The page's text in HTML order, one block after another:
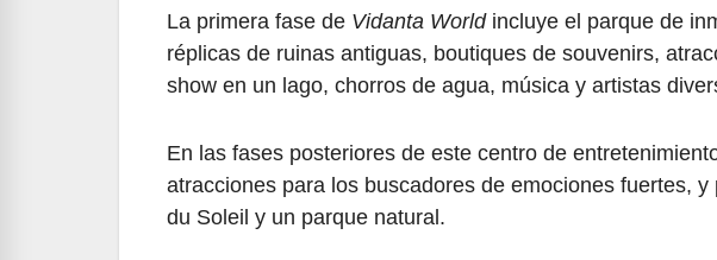
La primera fase de Vidanta Worldincluye el parque de
réplicas de ruinas antiguas, boutiques de souvenirs,
show en un lago, chorros de agua, música y artistas
En las fases posteriores de este centro de
atracciones para los buscadores de emociones fuertes,
du Soleil y un parque natural.